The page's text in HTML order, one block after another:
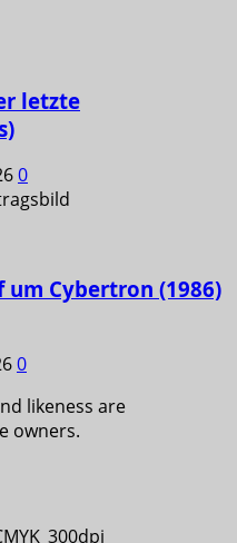
letzte
0
um Cybertron (1986)
0
likeness are
owners.